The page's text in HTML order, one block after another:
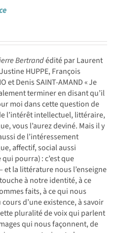
Bertrandédité par Laurent
HUPPE, François
et Denis SAINT-AMAND « Je
terminer en disant qu’il
moi dans cette question de
l’intérêt intellectuel, littéraire,
vous ­l’aurez deviné. Mais il y
de l’intéressement
affectif, social aussi
pourra) : c’est que
et la littérature nous l’enseigne
à notre identité, à ce
faits, à ce qui nous
d’une existence, à savoir
pluralité de voix qui parlent
qui nous façonnent, de